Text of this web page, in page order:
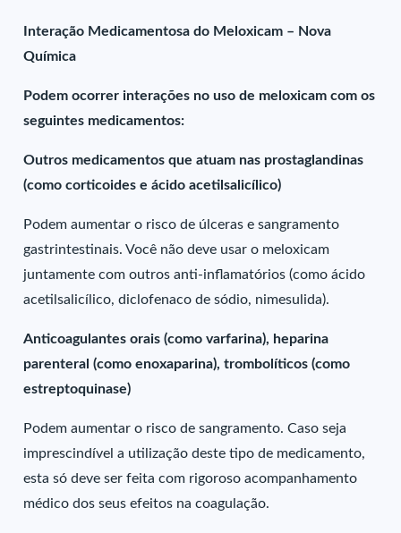
Interação Medicamentosa do Meloxicam – Nova
Química
Podem ocorrer interações no uso de meloxicam com os
seguintes medicamentos:
Outros medicamentos que atuam nas prostaglandinas
(como corticoides e ácido acetilsalicílico)
Podem aumentar o risco de úlceras e sangramento
gastrintestinais. Você não deve usar o meloxicam
juntamente com outros anti-inflamatórios (como ácido
acetilsalicílico, diclofenaco de sódio, nimesulida).
Anticoagulantes orais (como varfarina), heparina
parenteral (como enoxaparina), trombolíticos (como
estreptoquinase)
Podem aumentar o risco de sangramento. Caso seja
imprescindível a utilização deste tipo de medicamento,
esta só deve ser feita com rigoroso acompanhamento
médico dos seus efeitos na coagulação.